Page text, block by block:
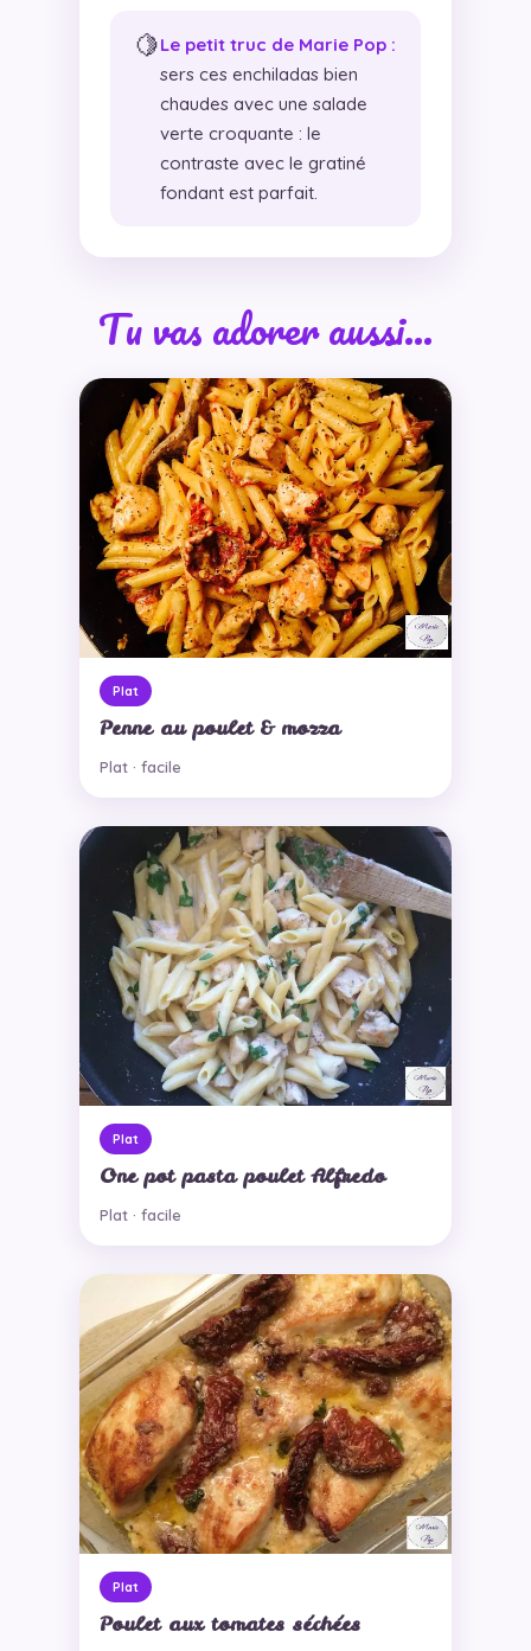
🍋Le petit truc de Marie Pop :
sers ces enchiladas bien
chaudes avec une salade
verte croquante : le
contraste avec le gratiné
fondant est parfait.
Tu vas adorer aussi…
Plat
Penne au poulet & mozza
Plat · facile
Plat
One pot pasta poulet Alfredo
Plat · facile
Plat
Poulet aux tomates séchées